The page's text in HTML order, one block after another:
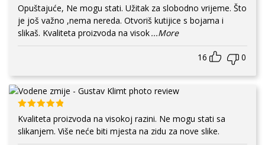
Opuštajuće, Ne mogu stati. Užitak za slobodno vrijeme. Što
je još važno ,nema nereda. Otvoriš kutijice s bojama i
slikaš. Kvaliteta proizvoda na visok...More
16 0
Kvaliteta proizvoda na visokoj razini. Ne mogu stati sa
slikanjem. Više neće biti mjesta na zidu za nove slike.